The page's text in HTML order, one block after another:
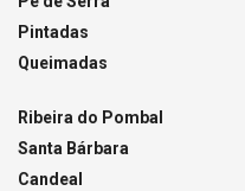
Pintadas
Queimadas
Ribeira do Pombal
Santa Bárbara
Candeal